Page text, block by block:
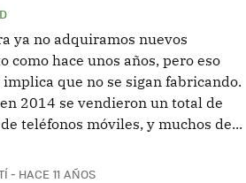
ya no adquiramos nuevos
como hace unos años, pero eso
que no se sigan fabricando.
2014 se vendieron un total de
teléfonos móviles, y muchos de...
HACE 11 AÑOS